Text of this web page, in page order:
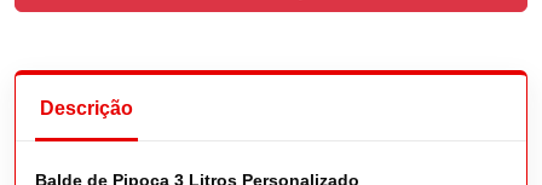
Descrição
Balde de Pipoca 3 Litros Personalizado